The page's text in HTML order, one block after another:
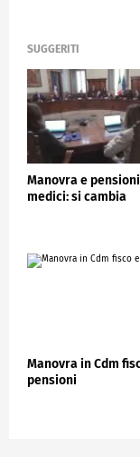
anticipatamente
premier e
commentando
Italia Direzione
ieri a Roma.
POLITICA
SUGGERITI
Manovra e
medici: si cambia
Manovra in Cdm
pensioni